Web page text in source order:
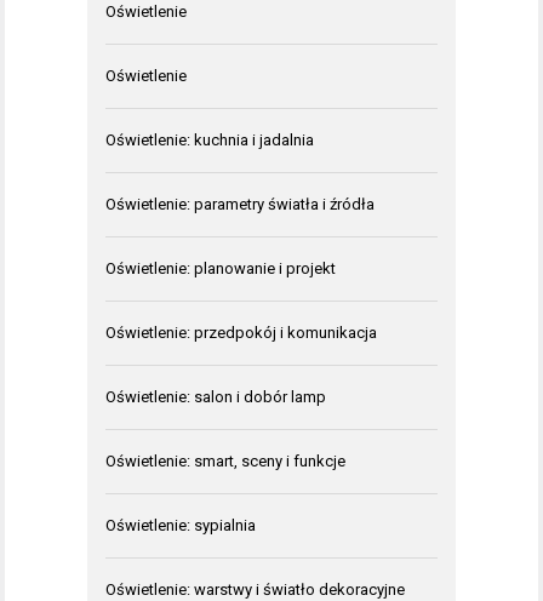
Oświetlenie
Oświetlenie
Oświetlenie: kuchnia i jadalnia
Oświetlenie: parametry światła i źródła
Oświetlenie: planowanie i projekt
Oświetlenie: przedpokój i komunikacja
Oświetlenie: salon i dobór lamp
Oświetlenie: smart, sceny i funkcje
Oświetlenie: sypialnia
Oświetlenie: warstwy i światło dekoracyjne